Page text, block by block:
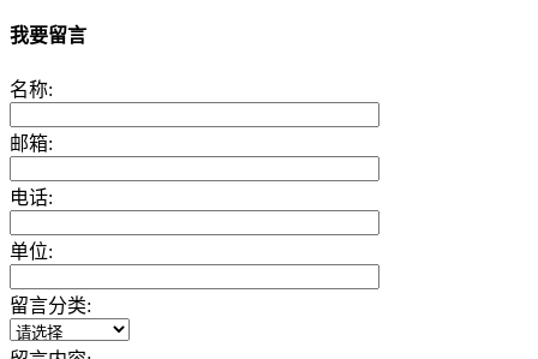
我要留言
名称:
邮箱:
电话:
单位:
留言分类: